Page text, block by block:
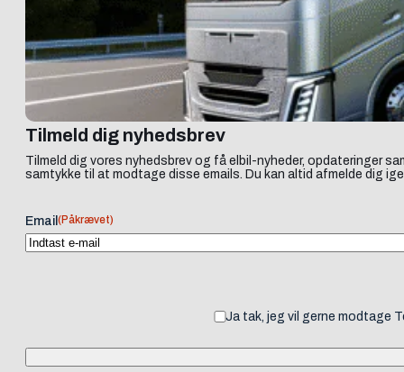
Tilmeld dig nyhedsbrev
Tilmeld dig vores nyhedsbrev og få elbil-nyheder, opdateringer
samtykke til at modtage disse emails. Du kan altid afmelde dig
Email (Påkrævet)
Ja tak, jeg vil gerne modtage